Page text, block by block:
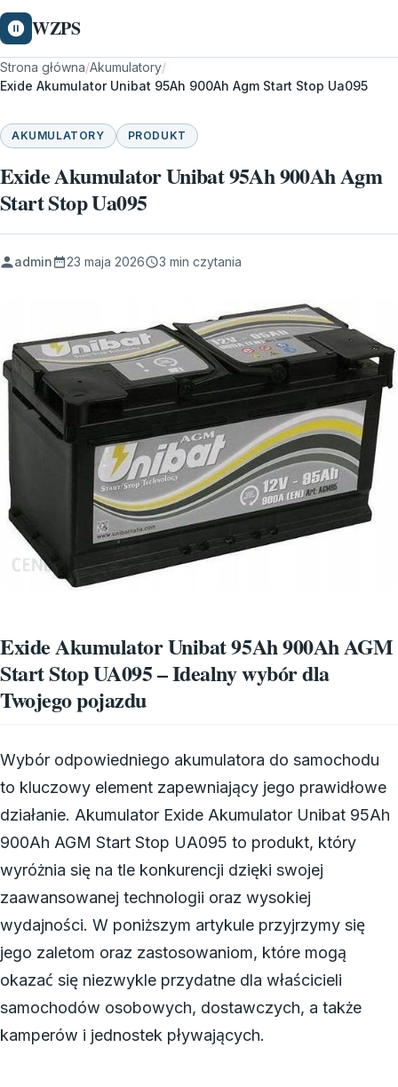
WZPS
Strona główna/Akumulatory/
Exide Akumulator Unibat 95Ah 900Ah Agm Start Stop Ua095
AKUMULATORY PRODUKT
Exide Akumulator Unibat 95Ah 900Ah Agm
Start Stop Ua095
admin 23 maja 2026 3 min czytania
Exide Akumulator Unibat 95Ah 900Ah AGM
Start Stop UA095 – Idealny wybór dla
Twojego pojazdu
Wybór odpowiedniego akumulatora do samochodu
to kluczowy element zapewniający jego prawidłowe
działanie. Akumulator Exide Akumulator Unibat 95Ah
900Ah AGM Start Stop UA095 to produkt, który
wyróżnia się na tle konkurencji dzięki swojej
zaawansowanej technologii oraz wysokiej
wydajności. W poniższym artykule przyjrzymy się
jego zaletom oraz zastosowaniom, które mogą
okazać się niezwykle przydatne dla właścicieli
samochodów osobowych, dostawczych, a także
kamperów i jednostek pływających.